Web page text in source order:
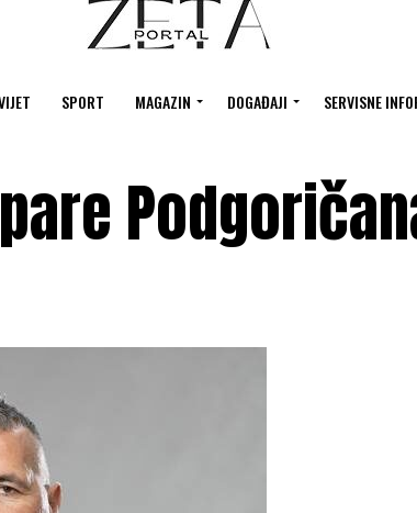
SPORT MAGAZIN DOGAĐAJI SERVISNE